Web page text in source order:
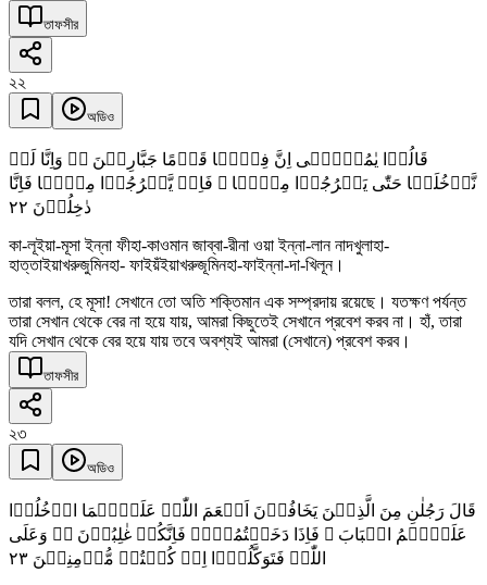
তাফসীর
২২
অডিও
قَالُوۡا یٰمُوۡسٰۤی اِنَّ فِیۡہَا قَوۡمًا جَبَّارِیۡنَ ٭ۖ وَاِنَّا لَنۡ
نَّدۡخُلَہَا حَتّٰی یَخۡرُجُوۡا مِنۡہَا ۚ فَاِنۡ یَّخۡرُجُوۡا مِنۡہَا فَاِنَّا
دٰخِلُوۡنَ ٢٢
কা-লূইয়া-মূসা ইন্না ফীহা-কাওমান জাব্বা-রীনা ওয়া ইন্না-লান নাদখুলাহা-
হাত্তাইয়াখরুজুমিনহা- ফাইয়ঁইয়াখরুজূমিনহা-ফাইন্না-দা-খিলূন।
তারা বলল, হে মূসা! সেখানে তো অতি শক্তিমান এক সম্প্রদায় রয়েছে। যতক্ষণ পর্যন্ত
তারা সেখান থেকে বের না হয়ে যায়, আমরা কিছুতেই সেখানে প্রবেশ করব না। হাঁ, তারা
যদি সেখান থেকে বের হয়ে যায় তবে অবশ্যই আমরা (সেখানে) প্রবেশ করব।
তাফসীর
২৩
অডিও
قَالَ رَجُلٰنِ مِنَ الَّذِیۡنَ یَخَافُوۡنَ اَنۡعَمَ اللّٰہُ عَلَیۡہِمَا ادۡخُلُوۡا
عَلَیۡہِمُ الۡبَابَ ۚ فَاِذَا دَخَلۡتُمُوۡہُ فَاِنَّکُمۡ غٰلِبُوۡنَ ۬ۚ وَعَلَی
اللّٰہِ فَتَوَکَّلُوۡۤا اِنۡ کُنۡتُمۡ مُّؤۡمِنِیۡنَ ٢٣